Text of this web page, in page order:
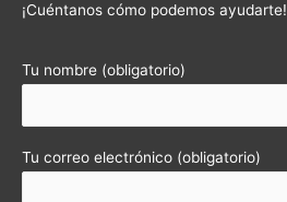
¡Cuéntanos cómo podemos ayudarte!
Tu nombre (obligatorio)
Tu correo electrónico (obligatorio)